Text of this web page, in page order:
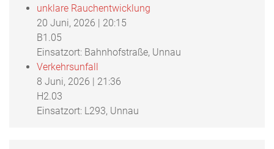
unklare Rauchentwicklung
20 Juni, 2026 | 20:15
B1.05
Einsatzort: Bahnhofstraße, Unnau
Verkehrsunfall
8 Juni, 2026 | 21:36
H2.03
Einsatzort: L293, Unnau